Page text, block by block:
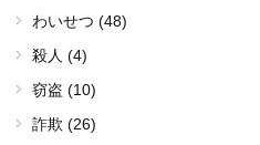
わいせつ (48)
殺人 (4)
窃盗 (10)
詐欺 (26)